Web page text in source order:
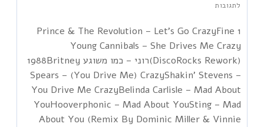
לתגובות
1 Prince & The Revolution – Let's Go CrazyFine
Young Cannibals – She Drives Me Crazy
(DiscoRocks Rework)רוני – כמו משוגע 1988Britney
Spears – (You Drive Me) CrazyShakin' Stevens –
You Drive Me CrazyBelinda Carlisle – Mad About
YouHooverphonic – Mad About YouSting – Mad
About You (Remix By Dominic Miller & Vinnie